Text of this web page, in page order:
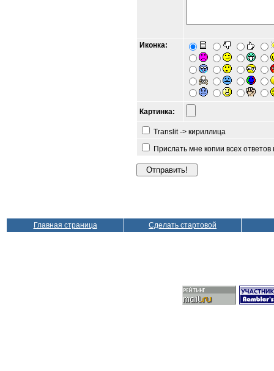
Иконка:
Картинка:
Translit -> кириллица
Прислать мне копии всех
Главная страница Сделать стартовой